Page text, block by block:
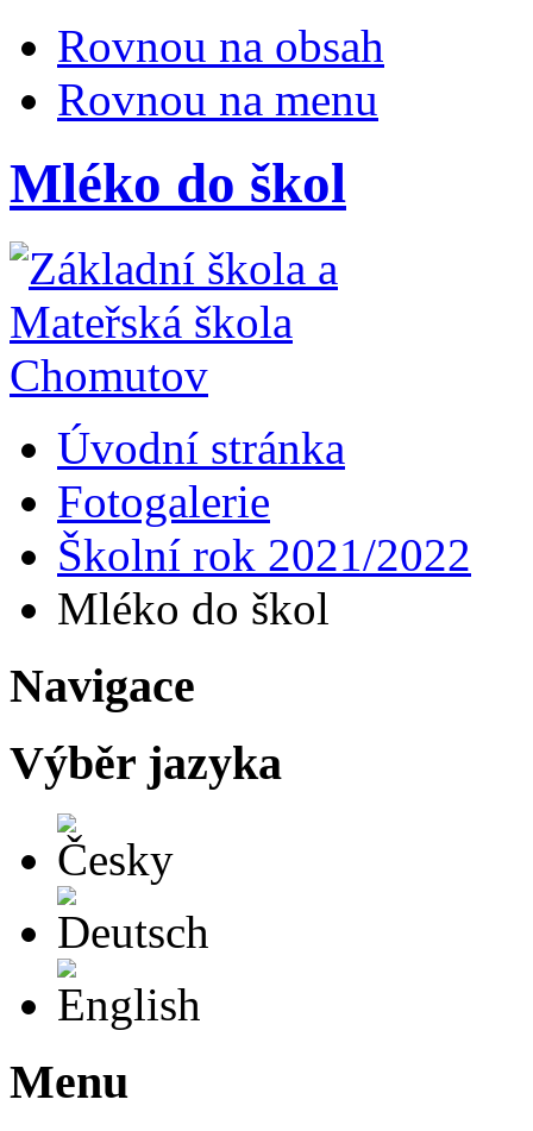
Rovnou na obsah
Rovnou na menu
Mléko do škol
Úvodní stránka
Fotogalerie
Školní rok 2021/2022
Mléko do škol
Navigace
Výběr jazyka
Menu